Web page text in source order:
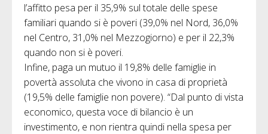
l’affitto pesa per il 35,9% sul totale delle spese
familiari quando si è poveri (39,0% nel Nord, 36,0%
nel Centro, 31,0% nel Mezzogiorno) e per il 22,3%
quando non si è poveri.
Infine, paga un mutuo il 19,8% delle famiglie in
povertà assoluta che vivono in casa di proprietà
(19,5% delle famiglie non povere). “Dal punto di vista
economico, questa voce di bilancio è un
investimento, e non rientra quindi nella spesa per